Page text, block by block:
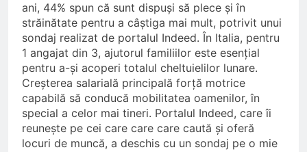
ani, 44% spun că sunt dispuși să plece și în
străinătate pentru a câștiga mai mult, potrivit unui
sondaj realizat de portalul Indeed. În Italia, pentru
1 angajat din 3, ajutorul familiilor este esențial
pentru a-și acoperi totalul cheltuielilor lunare.
Creșterea salarială principală forță motrice
capabilă să conducă mobilitatea oamenilor, în
special a celor mai tineri. Portalul Indeed, care îi
reunește pe cei care care care caută și oferă
locuri de muncă, a deschis cu un sondaj pe o mie